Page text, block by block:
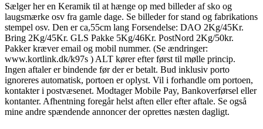
Sælger her en Keramik til at hænge op med billeder af sko og
laugsmærke osv fra gamle dage. Se billeder for stand og fabrikations
stempel osv. Den er ca,55cm lang Forsendelse: DAO 2Kg/45Kr.
Bring 2Kg/45Kr. GLS Pakke 5Kg/46Kr. PostNord 2Kg/50kr.
Pakker kræver email og mobil nummer. (Se ændringer:
www.kortlink.dk/k97s ) ALT kører efter først til mølle princip.
Ingen aftaler er bindende før der er betalt. Bud inklusiv porto
ignoreres automatisk, portoen er oplyst. Vil i forhandle om portoen,
kontakter i postvæsenet. Modtager Mobile Pay, Bankoverførsel eller
kontanter. Afhentning foregår helst aften eller efter aftale. Se også
mine andre spændende annoncer der oprettes næsten dagligt.